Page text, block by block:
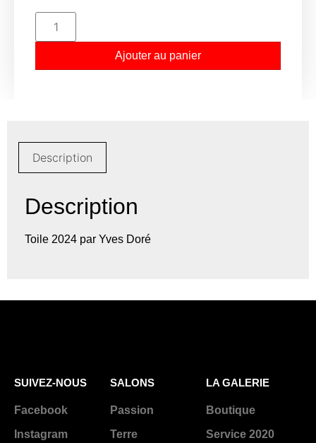
Ajouter au panier
Description
Description
Toile 2024 par Yves Doré
SUIVEZ-NOUS
Facebook
Instagram
SALONS
Passion
Terre
LA GALERIE
Boutique
Service 2020